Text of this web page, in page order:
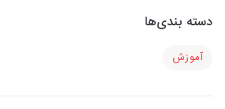
دسته بندی‌ها
آموزش